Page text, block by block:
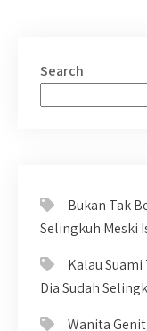
Search
Bukan Tak
Selingkuh Meski
Kalau
Dia Sudah
Wanita